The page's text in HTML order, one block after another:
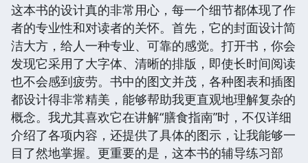
这本书的设计真的非常用心，每一个细节都体现了作
者的专业性和对读者的关怀。首先，它的封面设计简
洁大方，给人一种专业、可靠的感觉。打开书，你会
发现它采用了大字体、清晰的排版，即使长时间阅读
也不会感到疲劳。书中的图文并茂，各种图表和插图
都设计得非常精美，能够帮助我更直观地理解复杂的
概念。我尤其喜欢它在讲解“膳食指南”时，不仅详细
介绍了各项内容，还提供了具体的图示，让我能够一
目了然地掌握。更重要的是，这本书的辅导练习部